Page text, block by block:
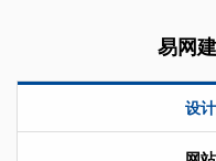
易网
设